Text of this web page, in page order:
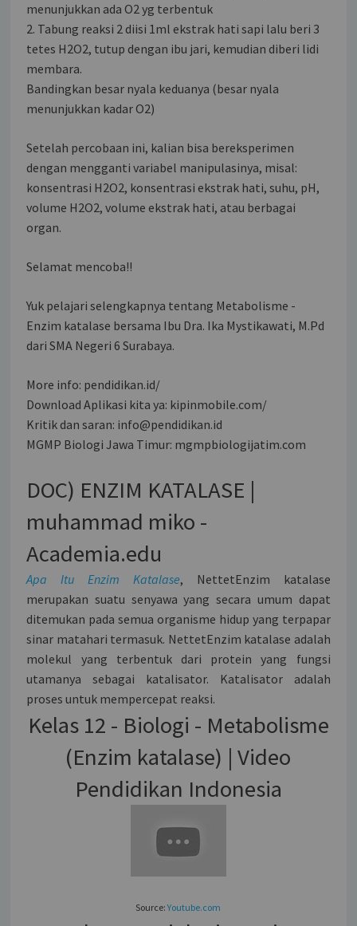
menunjukkan ada O2 yg terbentuk
2. Tabung reaksi 2 diisi 1ml ekstrak hati sapi lalu beri 3
tetes H2O2, tutup dengan ibu jari, kemudian diberi lidi
membara.
Bandingkan besar nyala keduanya (besar nyala
menunjukkan kadar O2)
Setelah percobaan ini, kalian bisa bereksperimen
dengan mengganti variabel manipulasinya, misal:
konsentrasi H2O2, konsentrasi ekstrak hati, suhu, pH,
volume H2O2, volume ekstrak hati, atau berbagai
organ.
Selamat mencoba!!
Yuk pelajari selengkapnya tentang Metabolisme -
Enzim katalase bersama Ibu Dra. Ika Mystikawati, M.Pd
dari SMA Negeri 6 Surabaya.
More info: pendidikan.id/
Download Aplikasi kita ya: kipinmobile.com/
Kritik dan saran: info@pendidikan.id
MGMP Biologi Jawa Timur: mgmpbiologijatim.com
DOC) ENZIM KATALASE |
muhammad miko -
Academia.edu
Apa Itu Enzim Katalase, NettetEnzim katalase
merupakan suatu senyawa yang secara umum dapat
ditemukan pada semua organisme hidup yang terpapar
sinar matahari termasuk. NettetEnzim katalase adalah
molekul yang terbentuk dari protein yang fungsi
utamanya sebagai katalisator. Katalisator adalah
proses untuk mempercepat reaksi.
Kelas 12 - Biologi - Metabolisme
(Enzim katalase) | Video
Pendidikan Indonesia
Source:Youtube.com